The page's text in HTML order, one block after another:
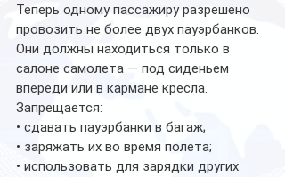
Теперь одному пассажиру разрешено
провозить не более двух пауэрбанков.
Они должны находиться только в
салоне самолета — под сиденьем
впереди или в кармане кресла.
Запрещается:
• сдавать пауэрбанки в багаж;
• заряжать их во время полета;
• использовать для зарядки других